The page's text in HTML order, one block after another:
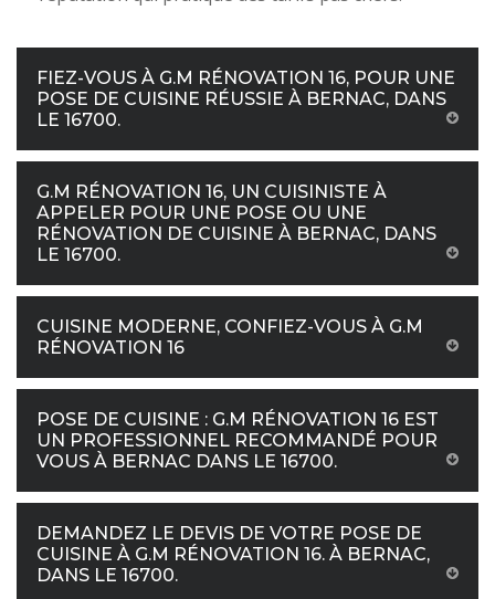
FIEZ-VOUS À G.M RÉNOVATION 16, POUR UNE
POSE DE CUISINE RÉUSSIE À BERNAC, DANS
LE 16700.
G.M RÉNOVATION 16, UN CUISINISTE À
APPELER POUR UNE POSE OU UNE
RÉNOVATION DE CUISINE À BERNAC, DANS
LE 16700.
CUISINE MODERNE, CONFIEZ-VOUS À G.M
RÉNOVATION 16
POSE DE CUISINE : G.M RÉNOVATION 16 EST
UN PROFESSIONNEL RECOMMANDÉ POUR
VOUS À BERNAC DANS LE 16700.
DEMANDEZ LE DEVIS DE VOTRE POSE DE
CUISINE À G.M RÉNOVATION 16. À BERNAC,
DANS LE 16700.